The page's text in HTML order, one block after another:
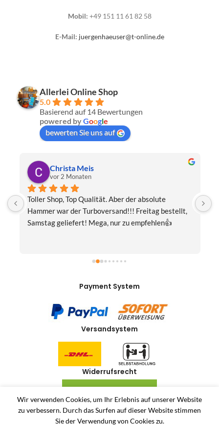
Mobil: +49 151 11 61 82 58
E-Mail: juergenhaeuser@t-online.de
Allerlei Online Shop
5.0
Basierend auf 14 Bewertungen
powered byGoogle
bewerten Sie uns auf
Christa Meis
vor 2 Monaten
Toller Shop, Top Qualität. Aber der absolute
Hammer war der Turboversand!!! Freitag bestellt,
Samstag geliefert! Mega, nur zu empfehlen👍
Payment System
Versandsystem
Widerrufsrecht
VERTRAG WIDERRUFEN
Allerlei-Online 2024Dienstleistungen Häuser. Antiquitäten und Second Hand
Produkte Online Shop.
Wir verwenden Cookies, um Ihr Erlebnis auf unserer Website
zu verbessern. Durch das Surfen auf dieser Website stimmen
Sie der Verwendung von Cookies zu.